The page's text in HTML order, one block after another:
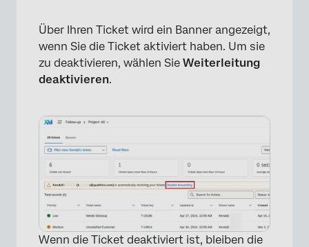
Über Ihren Ticket wird ein Banner angezeigt,
wenn Sie die Ticket aktiviert haben. Um sie
zu deaktivieren, wählen Sie Weiterleitung
deaktivieren.
Wenn die Ticket deaktiviert ist, bleiben die